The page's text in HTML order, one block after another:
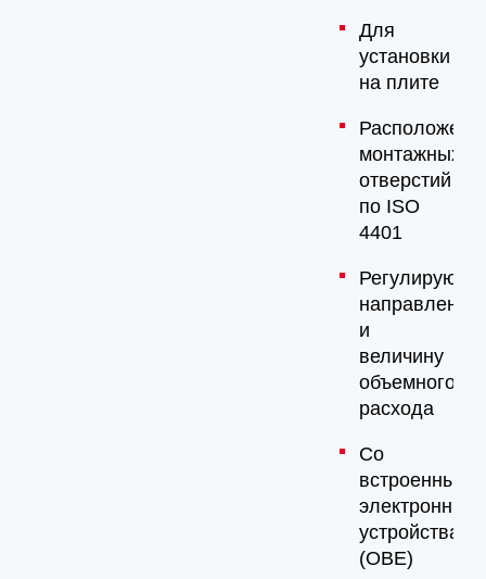
Для
установки
на плите
монтажных
отверстий
по ISO
4401
Регулируют
направление
и
величину
объемного
расхода
Со
встроенными
устройствами
(OBE)